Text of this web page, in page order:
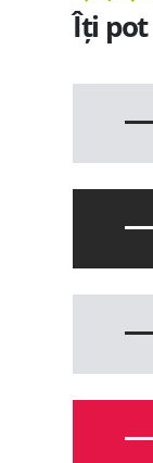
Îți pot